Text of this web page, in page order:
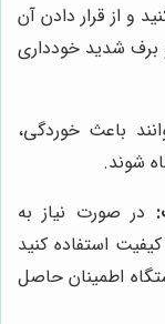
و از قرار دادن آن
برف شدید خودداری
باعث خوردگی،
شوند.
در صورت نیاز به
استفاده کنید
اطمینان حاصل